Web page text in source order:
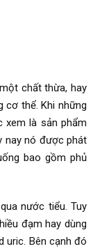
chất thừa, hay
cơ thể. Khi những
là sản phẩm
nay nó được phát
bao gồm phủ
nước tiểu. Tuy
đạm hay dùng
uric. Bên cạnh đó